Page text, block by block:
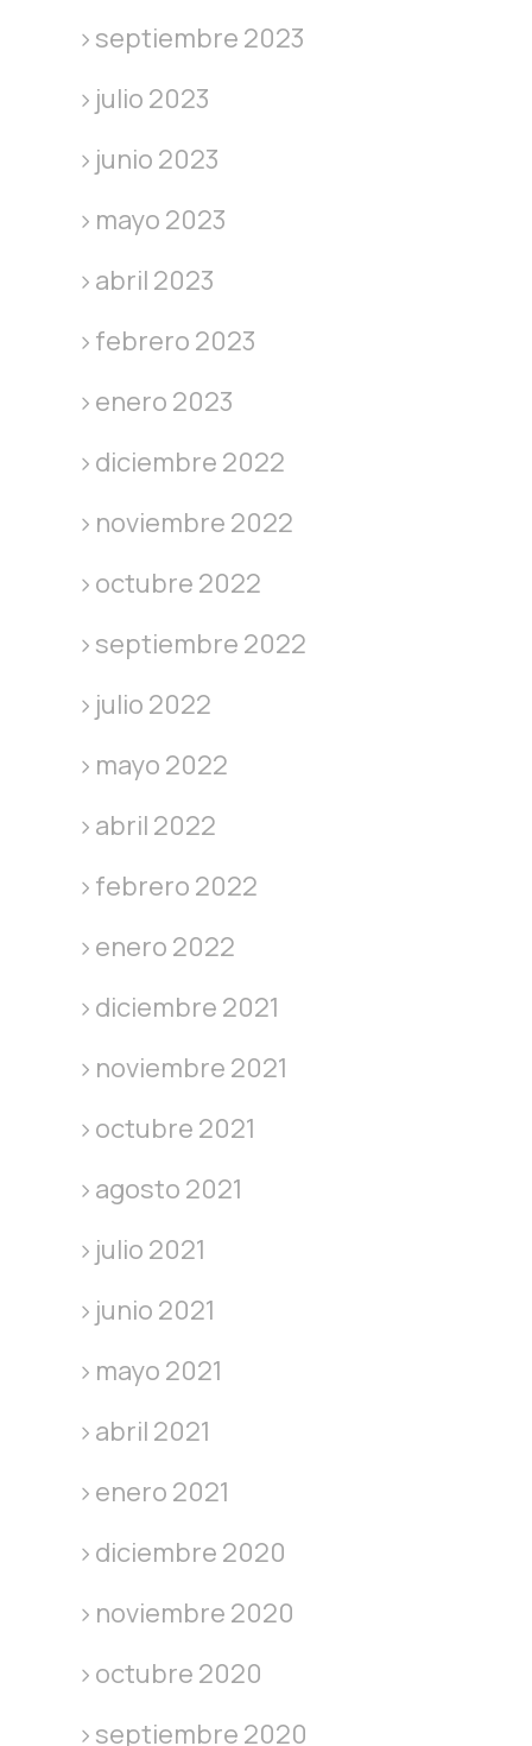
septiembre 2023
julio 2023
junio 2023
mayo 2023
abril 2023
febrero 2023
enero 2023
diciembre 2022
noviembre 2022
octubre 2022
septiembre 2022
julio 2022
mayo 2022
abril 2022
febrero 2022
enero 2022
diciembre 2021
noviembre 2021
octubre 2021
agosto 2021
julio 2021
junio 2021
mayo 2021
abril 2021
enero 2021
diciembre 2020
noviembre 2020
octubre 2020
septiembre 2020